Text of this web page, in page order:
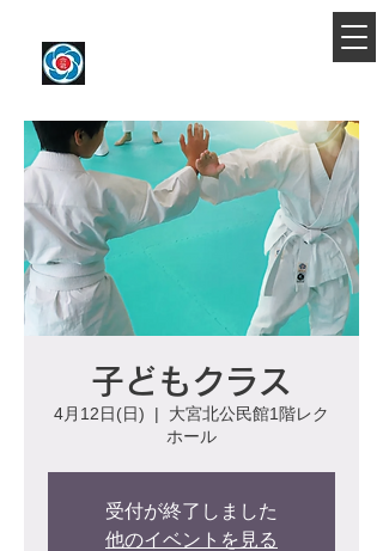
子どもクラス
4月12日(日)
  |
大宮北公民館1階レク
ホール
受付が終了しました
他のイベントを見る